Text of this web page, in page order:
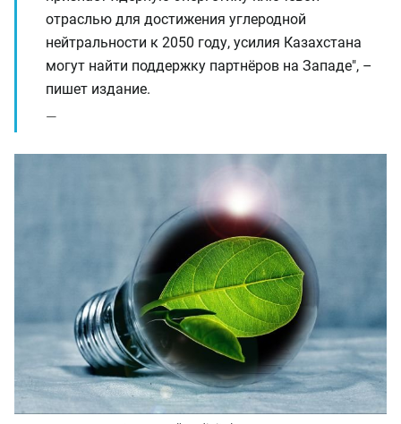
отраслью для достижения углеродной
нейтральности к 2050 году, усилия Казахстана
могут найти поддержку партнёров на Западе", –
пишет издание.